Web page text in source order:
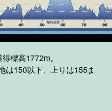
標高1772m。
は150以下、上りは155ま